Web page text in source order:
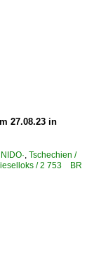
elektr.
m. el.
27.08.23 in
, Tschechien /
/ 2 753 BR